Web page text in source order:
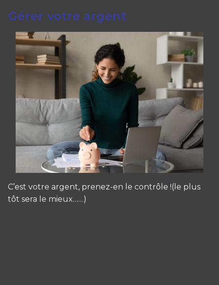
Gérer votre argent
C’est votre argent, prenez-en le contrôle !(le plus
tôt sera le mieux……)